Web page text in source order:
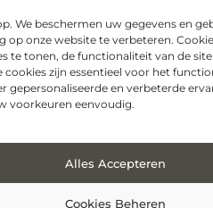
We beschermen uw gegevens en
onze website te verbeteren.
te tonen, de functionaliteit van de
cookies zijn essentieel voor het
gepersonaliseerde en verbeterde
voorkeuren eenvoudig.
Alles Accepteren
Cookies Beheren